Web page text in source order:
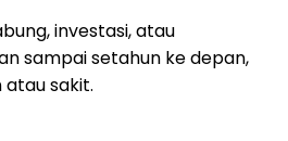
investasi, atau
sampai setahun ke depan,
sakit.